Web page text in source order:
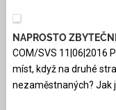
NAPROSTO
COM/SVS 11|06|2016
míst, když na druhé
nezaměstnaných? Jak